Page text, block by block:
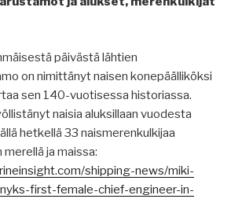
päivästä lähtien
on nimittänyt naisen konepäälliköksi
sen 140-vuotisessa historiassa.
naisia aluksillaan vuodesta
hetkellä 33 naismerenkulkijaa
ja maissa:
shipping-news/miki-
first-female-chief-engineer-in-